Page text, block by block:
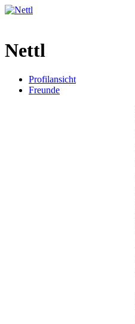
Nettl
Profilansicht
Freunde